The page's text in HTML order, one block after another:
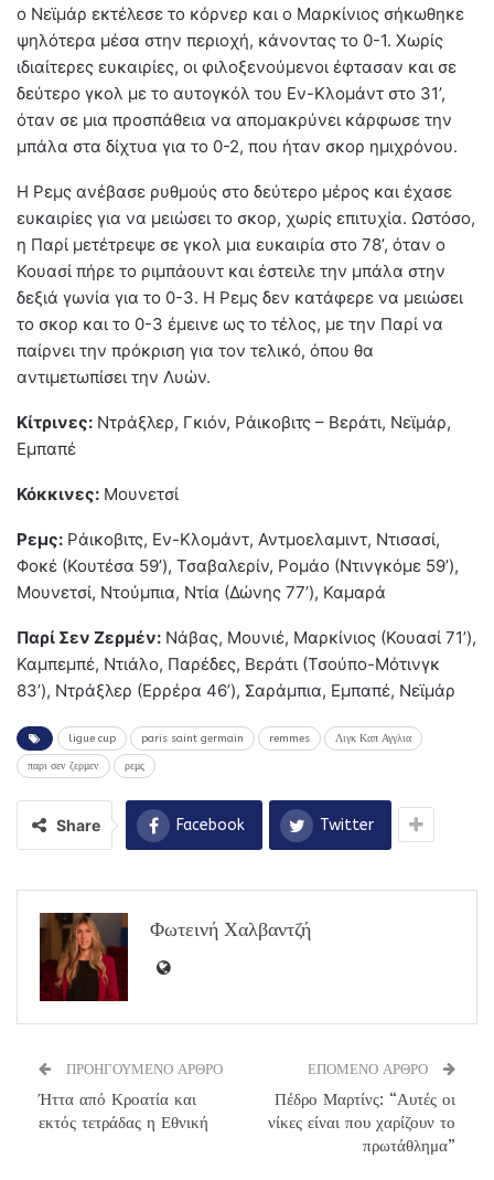
ο Νεϊμάρ εκτέλεσε το κόρνερ και ο Μαρκίνιος σήκωθηκε
ψηλότερα μέσα στην περιοχή, κάνοντας το 0-1. Χωρίς
ιδιαίτερες ευκαιρίες, οι φιλοξενούμενοι έφτασαν και σε
δεύτερο γκολ με το αυτογκόλ του Εν-Κλομάντ στο 31’,
όταν σε μια προσπάθεια να απομακρύνει κάρφωσε την
μπάλα στα δίχτυα για το 0-2, που ήταν σκορ ημιχρόνου.
Η Ρεμς ανέβασε ρυθμούς στο δεύτερο μέρος και έχασε
ευκαιρίες για να μειώσει το σκορ, χωρίς επιτυχία. Ωστόσο,
η Παρί μετέτρεψε σε γκολ μια ευκαιρία στο 78’, όταν ο
Κουασί πήρε το ριμπάουντ και έστειλε την μπάλα στην
δεξιά γωνία για το 0-3. Η Ρεμς δεν κατάφερε να μειώσει
το σκορ και το 0-3 έμεινε ως το τέλος, με την Παρί να
παίρνει την πρόκριση για τον τελικό, όπου θα
αντιμετωπίσει την Λυών.
Κίτρινες: Ντράξλερ, Γκιόν, Ράικοβιτς – Βεράτι, Νεϊμάρ,
Εμπαπέ
Κόκκινες: Μουνετσί
Ρεμς: Ράικοβιτς, Εν-Κλομάντ, Αντμοελαμιντ, Ντισασί,
Φοκέ (Κουτέσα 59’), Τσαβαλερίν, Ρομάο (Ντινγκόμε 59’),
Μουνετσί, Ντούμπια, Ντία (Δώνης 77’), Καμαρά
Παρί Σεν Ζερμέν: Νάβας, Μουνιέ, Μαρκίνιος (Κουασί 71’),
Καμπεμπέ, Ντιάλο, Παρέδες, Βεράτι (Τσούπο-Μότινγκ
83’), Ντράξλερ (Ερρέρα 46’), Σαράμπια, Εμπαπέ, Νεϊμάρ
ligue cup paris saint germain remmes Λιγκ Καπ Αγγλια
παρι σεν ζερμεν ρεμς
Share Facebook Twitter
Φωτεινή Χαλβαντζή
ΠΡΟΗΓΟΥΜΕΝΟ ΑΡΘΡΟ
Ήττα από Κροατία και
εκτός τετράδας η Εθνική
ΕΠΟΜΕΝΟ ΑΡΘΡΟ
Πέδρο Μαρτίνς: “Αυτές οι
νίκες είναι που χαρίζουν το
πρωτάθλημα”